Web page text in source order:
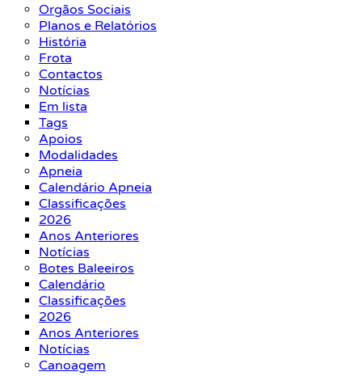
Orgãos Sociais
Planos e Relatórios
História
Frota
Contactos
Notícias
Em lista
Tags
Apoios
Modalidades
Apneia
Calendário Apneia
Classificações
2026
Anos Anteriores
Notícias
Botes Baleeiros
Calendário
Classificações
2026
Anos Anteriores
Notícias
Canoagem